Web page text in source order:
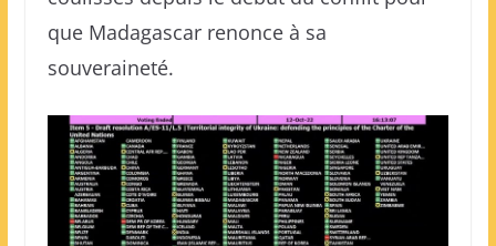
que Madagascar renonce à sa
souveraineté.